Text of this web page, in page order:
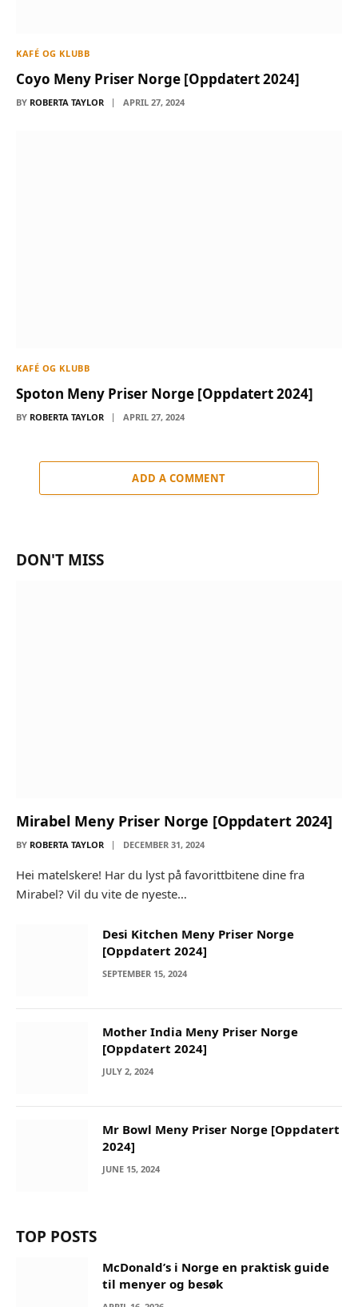
KAFÉ OG KLUBB
Coyo Meny Priser Norge [Oppdatert 2024]
BY ROBERTA TAYLOR APRIL 27, 2024
KAFÉ OG KLUBB
Spoton Meny Priser Norge [Oppdatert 2024]
BY ROBERTA TAYLOR APRIL 27, 2024
ADD A COMMENT
DON'T MISS
Mirabel Meny Priser Norge [Oppdatert 2024]
BY ROBERTA TAYLOR DECEMBER 31, 2024
Hei matelskere! Har du lyst på favorittbitene dine fra
Mirabel? Vil du vite de nyeste…
Desi Kitchen Meny Priser Norge
[Oppdatert 2024]
SEPTEMBER 15, 2024
Mother India Meny Priser Norge
[Oppdatert 2024]
JULY 2, 2024
Mr Bowl Meny Priser Norge [Oppdatert
2024]
JUNE 15, 2024
TOP POSTS
McDonald’s i Norge en praktisk guide
til menyer og besøk